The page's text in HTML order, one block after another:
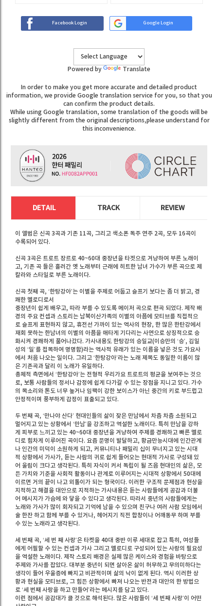
Facebook Login Google Login
Powered by Translate
In order to make you get more accurate and detailed product
information, we provide Google translation service for you, so that you
can confirm the product details.
While using Google translation, some translation of the goods will be
slightly different from the original descriptions,please understand for
this inconvenience.
DETAIL TRACK REVIEW
이 앨범은 신곡 3곡과 기존 11곡, 그리고 색소폰 독주 연주 2곡, 모두 16곡이
수록되어 있다.
신곡 3곡은 트로트 장르로 40~60대 중장년을 타겟으로 겨냥하여 부른 노래이
고, 기존 곡 들은 흘러간 옛 노래부터 근래에 히트한 남녀 가수가 부른 곡으로 제
칼라와 스타일로 부른 노래이다.
신곡 첫째 곡, ‘한탕강아’는 이별을 주제로 어둡고 슬프기 보다는 좀 더 밝고, 경
쾌한 멜로디로서
중장년이 쉽게 배우고, 따라 부를 수 있도록 메이저 곡으로 편곡 되었다. 제작 배
경의 주요 컨셉과 스토리는 남북이산가족의 이별의 아픔에 모티브를 직접적으
로 슬프게 표현하지 않고, 휴전선 가까이 있는 역사의 현장, 한 많은 한탄강에서
재회 못하는 한남녀의 이별의 아픔을 애타게 기다리는 사연으로 상징적으로 승
화시켜 경쾌하게 풀어나갔다. 가사내용도 한탕강의 승일교(이승만의 ‘승’, 김일
성의 ‘일’를 접목하여 명명함)라는 역사적 유래가 있는 이름을 넣은 것도 가요사
에서 처음 나오는 일이다. 그리고 ‘한탕강아’라는 노래 제목도 동일한 이름이 많
은 기존곡과 달리 이 노래가 유일하다.
총체적 측면에서 ‘한탕강아’는 전형적 우리가요 트로트의 평균을 보여주는 것으
로, 보통 사람들의 정서나 감정에 쉽게 다가갈 수 있는 장점을 지니고 있다. 가수
의 목소리와 톤도 너무 높거나 임팩이 강한 보이스가 아닌 중간의 키로 부드럽고
안정적이며 풍부하게 감정이 표출되고 있다.
두 번째 곡, ‘만나야 산다’ 현대인들의 삶이 잦은 만남에서 차츰 차츰 소원되고
멀어지고 있는 상황에서 ‘만남’을 강조하고 역설한 노래이다. 특히 만남을 강하
게 피부로 느끼고 있는 40~60대 중장년을 겨냥하여 주제를 경쾌하고 빠른 멜로
디로 힘차게 이루어진 곡이다. 요즘 문명이 발달하고, 황금만능시대에 인간관계
나 인간의 미덕이 소원하게 되고, 커뮤니티나 패밀리 십이 무너지고 있는 시대
적 상황에서 가사가, 듣는 사람의 귀로 쉽게 들어오는 현대적 가사로 구성돼 있
어 울림이 크다고 생각된다. 특히 자식이 커서 독립이 될 즈음 현대인의 삶은, 모
든 가치와 기준을 사회적 활동이나 관계로 이루어지는 시대적 상황에서 50대에
이르면 거의 끝이 나고 외톨이가 되는 형국이다. 이러한 구조적 문제점과 현상을
지적하고 해결을 대안으로 지적하는 가사내용은 듣는 사람들에게 공감과 더불
어 메시지가 가슴에 와 닿을 수 있다고 생각된다. 따라서 중년의 사람들에게는
노래와 가사가 많이 회자되고 기억에 남을 수 있으며 친구나 여러 사람 모임에서
술 한잔 하고 함께 부를 수 있거나, 헤어지기 직전 합창이나 어깨동무 하며 부를
수 있는 노래라고 생각된다.
세 번째 곡, ‘세 번 째 사랑’은 타켓을 40대 중반 이루 세대로 잡고 특히, 여성들
에게 어필할 수 있는 컨셉과 가사 그리고 멜로디로 구성되어 있는 사랑의 필요성
을 역설한 노래이다. 제작 스토리 배경은 실제 많은 케이스와 경험을 바탕으로
주제와 가사를 잡았다. 대부분 중년이 되면 살아온 삶이 허무하고 무의미하다는
생각이 들어 우울증에 빠지고 비관적이며 삶의 낙이 없게 된다. 역시 이러한 상
황과 현실을 모티브로, 그 힘든 상황에서 빠져 나오는 반전과 대안의 한 방법으
로 ‘세 번째 사랑을 하고 만들어’라는 메시지를 담고 있다.
이런 점에서 공감대가 클 것으로 해석된다. 많은 사람들이 ‘세 번째 사랑’이 어떤